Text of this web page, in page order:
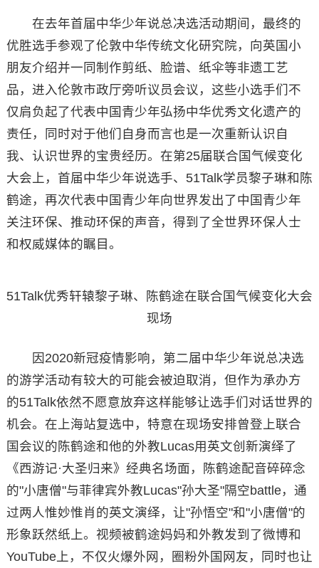
在去年首届中华少年说总决选活动期间，最终的
优胜选手参观了伦敦中华传统文化研究院，向英国小
朋友介绍并一同制作剪纸、脸谱、纸伞等非遗工艺
品，进入伦敦市政厅旁听议员会议，这些小选手们不
仅肩负起了代表中国青少年弘扬中华优秀文化遗产的
责任，同时对于他们自身而言也是一次重新认识自
我、认识世界的宝贵经历。在第25届联合国气候变化
大会上，首届中华少年说选手、51Talk学员黎子琳和陈
鹤途，再次代表中国青少年向世界发出了中国青少年
关注环保、推动环保的声音，得到了全世界环保人士
和权威媒体的瞩目。
51Talk优秀轩辕黎子琳、陈鹤途在联合国气候变化大会
现场
因2020新冠疫情影响，第二届中华少年说总决选
的游学活动有较大的可能会被迫取消，但作为承办方
的51Talk依然不愿意放弃这样能够让选手们对话世界的
机会。在上海站复选中，特意在现场安排曾登上联合
国会议的陈鹤途和他的外教Lucas用英文创新演绎了
《西游记·大圣归来》经典名场面，陈鹤途配音碎碎念
的"小唐僧"与菲律宾外教Lucas"孙大圣"隔空battle，通
过两人惟妙惟肖的英文演绎，让"孙悟空"和"小唐僧"的
形象跃然纸上。视频被鹤途妈妈和外教发到了微博和
YouTube上，不仅火爆外网，圈粉外国网友，同时也让